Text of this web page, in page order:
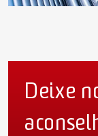
Deixe